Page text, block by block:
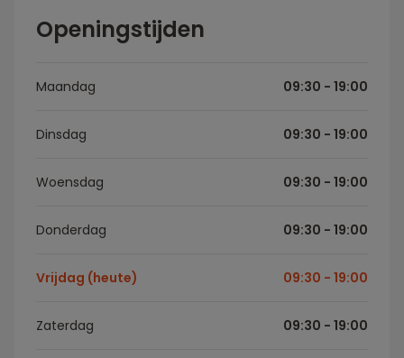
Openingstijden
Maandag 09:30 - 19:00
Dinsdag 09:30 - 19:00
Woensdag 09:30 - 19:00
Donderdag 09:30 - 19:00
Vrijdag (heute) 09:30 - 19:00
Zaterdag 09:30 - 19:00